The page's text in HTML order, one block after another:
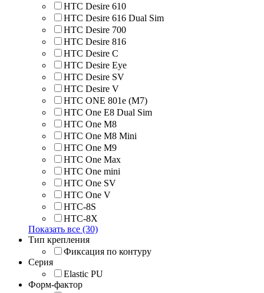
HTC Desire 610
HTC Desire 616 Dual Sim
HTC Desire 700
HTC Desire 816
HTC Desire C
HTC Desire Eye
HTC Desire SV
HTC Desire V
HTC ONE 801e (M7)
HTC One E8 Dual Sim
HTC One M8
HTC One M8 Mini
HTC One M9
HTC One Max
HTC One mini
HTC One SV
HTC One V
HTC-8S
HTC-8X
Показать все (30)
Тип крепления
Фиксация по контуру
Серия
Elastic PU
Форм-фактор